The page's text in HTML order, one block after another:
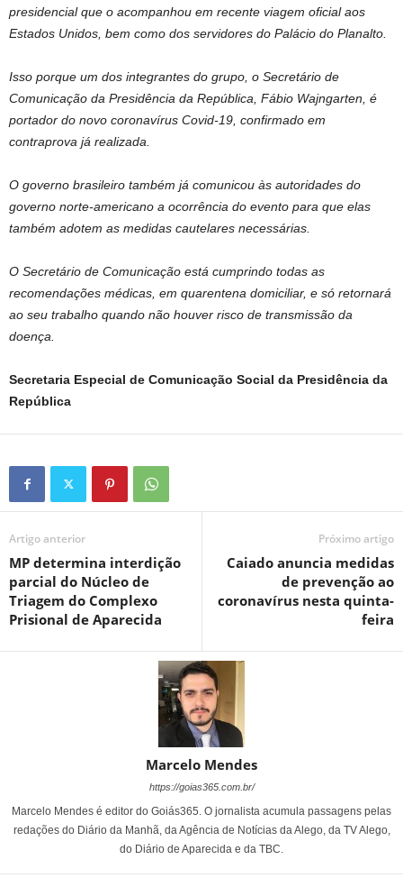
presidencial que o acompanhou em recente viagem oficial aos
Estados Unidos, bem como dos servidores do Palácio do Planalto.
Isso porque um dos integrantes do grupo, o Secretário de
Comunicação da Presidência da República, Fábio Wajngarten, é
portador do novo coronavírus Covid-19, confirmado em
contraprova já realizada.
O governo brasileiro também já comunicou às autoridades do
governo norte-americano a ocorrência do evento para que elas
também adotem as medidas cautelares necessárias.
O Secretário de Comunicação está cumprindo todas as
recomendações médicas, em quarentena domiciliar, e só retornará
ao seu trabalho quando não houver risco de transmissão da
doença.
Secretaria Especial de Comunicação Social da Presidência da
República
Artigo anterior
MP determina interdição
parcial do Núcleo de
Triagem do Complexo
Prisional de Aparecida
Próximo artigo
Caiado anuncia medidas
de prevenção ao
coronavírus nesta quinta-
feira
Marcelo Mendes
https://goias365.com.br/
Marcelo Mendes é editor do Goiás365. O jornalista acumula passagens pelas
redações do Diário da Manhã, da Agência de Notícias da Alego, da TV Alego,
do Diário de Aparecida e da TBC.